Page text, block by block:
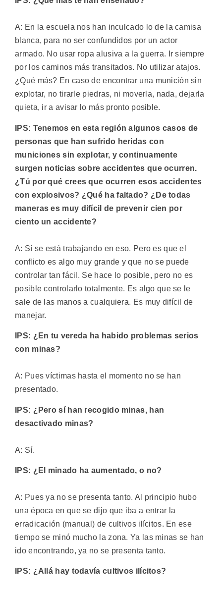
A: En la escuela nos han inculcado lo de la camisa
blanca, para no ser confundidos por un actor
armado. No usar ropa alusiva a la guerra. Ir siempre
por los caminos más transitados. No utilizar atajos.
¿Qué más? En caso de encontrar una munición sin
explotar, no tirarle piedras, ni moverla, nada, dejarla
quieta, ir a avisar lo más pronto posible.
IPS: Tenemos en esta región algunos casos de
personas que han sufrido heridas con
municiones sin explotar, y continuamente
surgen noticias sobre accidentes que ocurren.
¿Tú por qué crees que ocurren esos accidentes
con explosivos? ¿Qué ha faltado? ¿De todas
maneras es muy difícil de prevenir cien por
ciento un accidente?
A: Sí se está trabajando en eso. Pero es que el
conflicto es algo muy grande y que no se puede
controlar tan fácil. Se hace lo posible, pero no es
posible controlarlo totalmente. Es algo que se le
sale de las manos a cualquiera. Es muy difícil de
manejar.
IPS: ¿En tu vereda ha habido problemas serios
con minas?
A: Pues víctimas hasta el momento no se han
presentado.
IPS: ¿Pero sí han recogido minas, han
desactivado minas?
A: Sí.
IPS: ¿El minado ha aumentado, o no?
A: Pues ya no se presenta tanto. Al principio hubo
una época en que se dijo que iba a entrar la
erradicación (manual) de cultivos ilícitos. En ese
tiempo se minó mucho la zona. Ya las minas se han
ido encontrando, ya no se presenta tanto.
IPS: ¿Allá hay todavía cultivos ilícitos?